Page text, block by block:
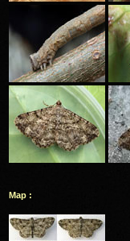
Map :